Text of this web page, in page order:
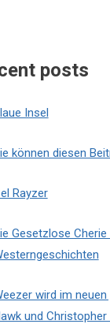
posts
Insel
können diesen
Rayzer
Gesetzlose
wird im neuen
und